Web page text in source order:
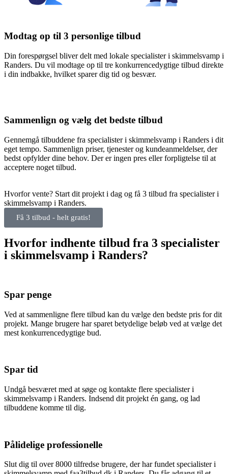
Modtag op til 3 personlige tilbud
Din forespørgsel bliver delt med lokale specialister i skimmelsvamp i
Randers. Du vil modtage op til tre konkurrencedygtige tilbud direkte
i din indbakke, hvilket sparer dig tid og besvær.
Sammenlign og vælg det bedste tilbud
Gennemgå tilbuddene fra specialister i skimmelsvamp i Randers i dit
eget tempo. Sammenlign priser, tjenester og kundeanmeldelser, der
bedst opfylder dine behov. Der er ingen pres eller forpligtelse til at
acceptere noget tilbud.
Hvorfor vente? Start dit projekt i dag og få 3 tilbud fra specialister i
skimmelsvamp i Randers.
Få 3 tilbud - helt gratis!
Hvorfor indhente tilbud fra 3 specialister
i skimmelsvamp i Randers?
Spar penge
Ved at sammenligne flere tilbud kan du vælge den bedste pris for dit
projekt. Mange brugere har sparet betydelige beløb ved at vælge det
mest konkurrencedygtige bud.
Spar tid
Undgå besværet med at søge og kontakte flere specialister i
skimmelsvamp i Randers. Indsend dit projekt én gang, og lad
tilbuddene komme til dig.
Pålidelige professionelle
Slut dig til over 8000 tilfredse brugere, der har fundet specialister i